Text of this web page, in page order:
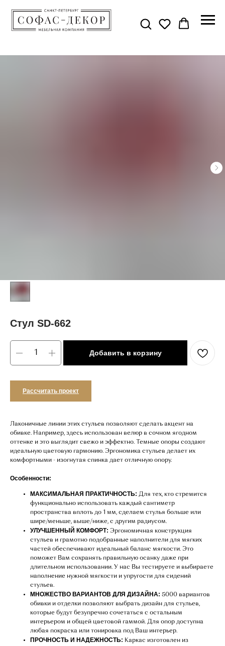
Стул SD-662
Добавить в корзину
Рассчитать проект
Лаконичные линии этих стульев позволяют сделать акцент на
обивке. Например, здесь использован велюр в сочном ягодном
оттенке и это выглядит свежо и эффектно. Темные опоры создают
идеальную цветовую гармонию. Эргономика стульев делает их
комфортными - изогнутая спинка дает отличную опору.
Особенности:
МАКСИМАЛЬНАЯ ПРАКТИЧНОСТЬ: Для тех, кто стремится
функционально использовать каждый сантиметр
пространства вплоть до 1 мм, сделаем стулья больше или
шире/меньше, выше/ниже, с другим радиусом.
УЛУЧШЕННЫЙ КОМФОРТ: Эргономичная конструкция
стульев и грамотно подобранные наполнители для мягких
частей обеспечивают идеальный баланс мягкости. Это
поможет Вам сохранять правильную осанку даже при
длительном использовании. У нас Вы тестируете и выбираете
наполнение нужной мягкости и упругости для сидений
стульев.
МНОЖЕСТВО ВАРИАНТОВ ДЛЯ ДИЗАЙНА: 5000 вариантов
обивки и отделки позволяют выбрать дизайн для стульев,
которые будут безупречно сочетаться с остальным
интерьером и общей цветовой гаммой. Для опор доступна
любая покраска или тонировка под Ваш интерьер.
ПРОЧНОСТЬ И НАДЕЖНОСТЬ: Каркас изготовлен из